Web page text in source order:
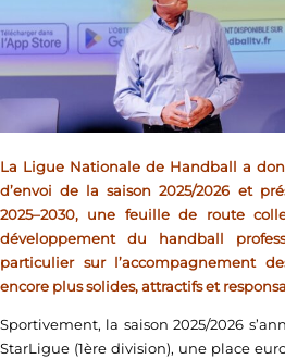
La Ligue Nationale de Handball a
d’envoi de la saison 2025/2026 et
2025–2030, une feuille de route
développement du handball
particulier sur l’accompagnement
encore plus solides, attractifs et
Sportivement, la saison 2025/2026
StarLigue (1ère division), une place